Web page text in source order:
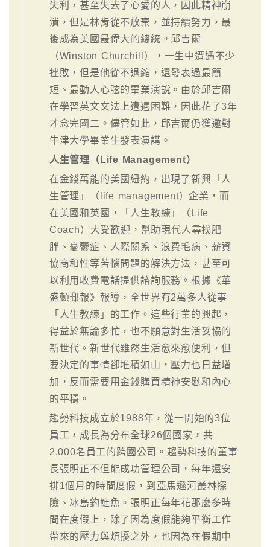
失利，甚至失去了心愛的人，因此精神崩
潰，但是林肯從不放棄，並持續努力，最
後成為美國最偉大的總統。邱吉爾
（Winston Churchill），一生中遭遇不少
挫敗，但是他從不退縮，還發表過最簡
短、最動人心弦的畢業演說。由於邱吉爾
在學習英文文法上遭遇困難，因此花了3年
才念完國二。儘管如此，邱吉爾仍獲邀對
牛津大學畢業生發表演講。
人生管理（Life Management）
在金錢萬能的美國紐約，出現了新興「人
生管理」（life management）企業，而
在美國和英國，「人生教練」（Life
Coach）大受歡迎，幫助現代人尋找肥
胖、憂鬱症、人際關系、浪費毛病、薪資
協商和性等苦惱問題的解決方法，甚至可
以利用收費電話提供諮詢服務。根據《華
盛頓郵報》報導，全世界有2萬多人從事
「人生教練」的工作。這些行業的興起，
得益於無論多忙，也不願意對生活妥協的
新世代。新世代雖然生活愈來愈便利，但
要決定的事情卻堆積如山，壓力也日益增
加，反而需要用金錢購買精神安慰和內心
的平穩。
趨勢科技成立於1988年，從一開始的3位
員工，成長為分布全球26個國家，共
2,000名員工的跨國公司。趨勢科技的董事
長張明正不但能成功管理公司，每年還安
排1個月的時間度假，到亞馬遜河叢林探
險、冰島釣鮭魚。張明正每年花那麼多時
間在度假上，除了因為度假能夠平衡工作
帶來的壓力與煩擾之外，也因為在假期中